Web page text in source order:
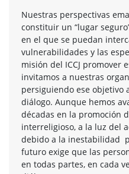
Nuestras perspectivas
constituir un “lugar
en el que se puedan
vulnerabilidades y las
misión del ICCJ promover
invitamos a nuestras
persiguiendo ese objetivo
diálogo. Aunque hemos
décadas en la promoción
interreligioso, a la luz del
debido a la inestabilidad
futuro exige que las
en todas partes, en cada